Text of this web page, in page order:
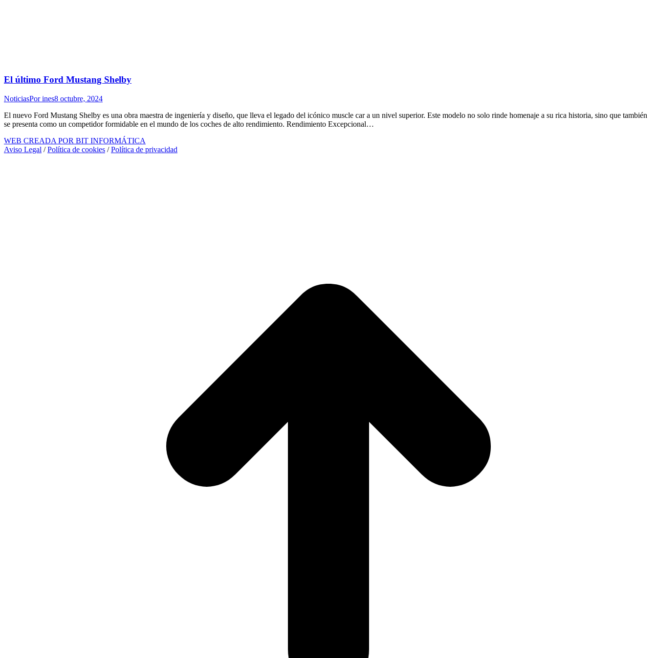
El último Ford Mustang Shelby
NoticiasPorines8 octubre, 2024
El nuevo Ford Mustang Shelby es una obra maestra de ingeniería y diseño, que lleva el legado del icónico muscle car a un nivel superior. Este modelo no solo rinde homenaje a su rica historia, sino que también
se presenta como un competidor formidable en el mundo de los coches de alto rendimiento. Rendimiento Excepcional…
WEB CREADA POR BIT INFORMÁTICA
Aviso Legal /Política de cookies /Política de privacidad